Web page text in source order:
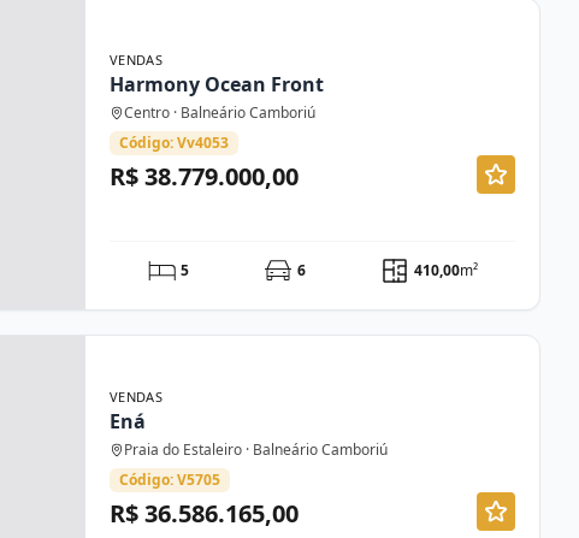
VENDAS
Harmony Ocean Front
Centro · Balneário Camboriú
Código: Vv4053
R$ 38.779.000,00
5 6 410,00m²
VENDAS
Ená
Praia do Estaleiro · Balneário Camboriú
Código: V5705
R$ 36.586.165,00